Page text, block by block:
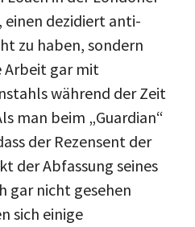
einen dezidiert anti-
zu haben, sondern
Arbeit gar mit
während der Zeit
man beim „Guardian“
der Rezensent der
der Abfassung seines
gar nicht gesehen
sich einige